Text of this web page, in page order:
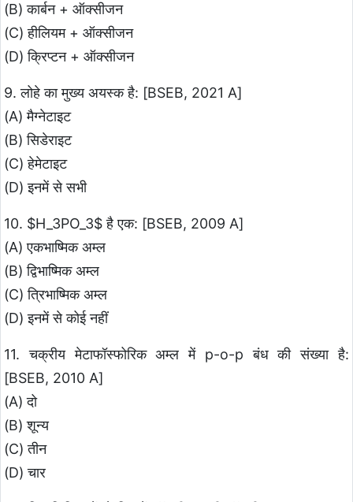
(B) कार्बन + ऑक्सीजन
(C) हीलियम + ऑक्सीजन
(D) क्रिप्टन + ऑक्सीजन
9. लोहे का मुख्य अयस्क है: [BSEB, 2021 A]
(A) मैग्नेटाइट
(B) सिडेराइट
(C) हेमेटाइट
(D) इनमें से सभी
10. $H_3PO_3$ है एक: [BSEB, 2009 A]
(A) एकभाष्मिक अम्ल
(B) द्विभाष्मिक अम्ल
(C) त्रिभाष्मिक अम्ल
(D) इनमें से कोई नहीं
11. चक्रीय मेटाफॉस्फोरिक अम्ल में p-o-p बंध की संख्या है:
[BSEB, 2010 A]
(A) दो
(B) शून्य
(C) तीन
(D) चार